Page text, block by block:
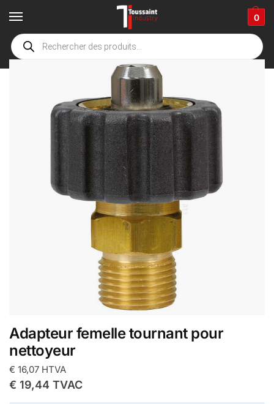
0
Accueil boutique / Accessoires de nettoyage
Adapteur femelle tournant pour
nettoyeur
€ 16,07 HTVA
€ 19,44 TVAC